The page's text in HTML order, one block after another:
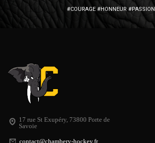
#COURAGE #HONNEUR #PASSION
17 rue St Exupéry, 73800 Porte de
Savoie
contact@chambery-hockey.fr